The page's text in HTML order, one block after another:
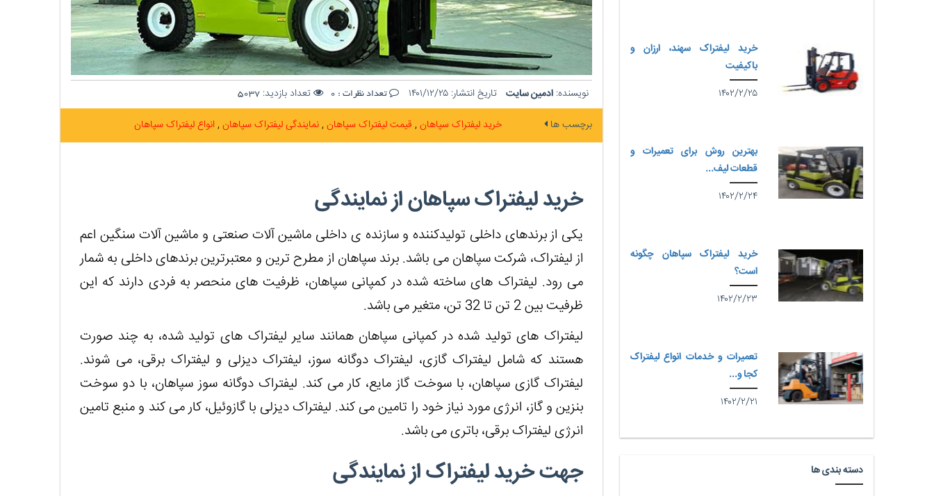
نویسنده: ادمین سایت تاریخ انتشار: ۱۴۰۱/۱۲/۲۵ تعداد نظرات : 0 تعداد بازدید: 5037
برچسب ها خرید لیفتراک سپاهان قیمت لیفتراک سپاهان نمایندگی لیفتراک سپاهان انواع لیفتراک سپاهان
خرید لیفتراک سپاهان از نمایندگی
یکی از برندهای داخلی تولیدکننده و سازنده ی داخلی ماشین آلات صنعتی و ماشین آلات سنگین اعم
از لیفتراک، شرکت سپاهان می باشد. برند سپاهان از مطرح ترین و معتبرترین برندهای داخلی به شمار
می رود. لیفتراک های ساخته شده در کمپانی سپاهان، ظرفیت های منحصر به فردی دارند که این
ظرفیت بین 2 تن تا 32 تن، متغیر می باشد.
لیفتراک های تولید شده در کمپانی سپاهان همانند سایر لیفتراک های تولید شده، به چند صورت
هستند که شامل لیفتراک گازی، لیفتراک دوگانه سوز، لیفتراک دیزلی و لیفتراک برقی، می شوند.
لیفتراک گازی سپاهان، با سوخت گاز مایع، کار می کند. لیفتراک دوگانه سوز سپاهان، با دو سوخت
بنزین و گاز، انرژی مورد نیاز خود را تامین می کند. لیفتراک دیزلی با گازوئیل، کار می کند و منبع تامین
انرژی لیفتراک برقی، باتری می باشد.
جهت خرید لیفتراک از نمایندگی
خرید لیفتراک سهند، ارزان و
باکیفیت
۱۴۰۲/۲/۲۵
بهترین روش برای تعمیرات و
قطعات لیف...
۱۴۰۲/۲/۲۴
خرید لیفتراک سپاهان چگونه
است؟
۱۴۰۲/۲/۲۳
تعمیرات و خدمات انواع لیفتراک
کجا و...
۱۴۰۲/۲/۲۱
دسته بندی ها